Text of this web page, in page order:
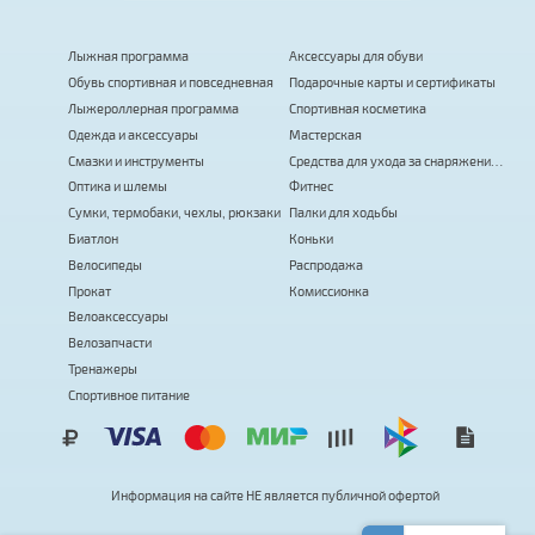
Лыжная программа
Обувь спортивная и повседневная
Лыжероллерная программа
Одежда и аксессуары
Смазки и инструменты
Оптика и шлемы
Сумки, термобаки, чехлы, рюкзаки
Биатлон
Велосипеды
Прокат
Велоаксессуары
Велозапчасти
Тренажеры
Спортивное питание
Аксессуары для обуви
Подарочные карты и сертификаты
Спортивная косметика
Мастерская
Средства для ухода за снаряжением
Фитнес
Палки для ходьбы
Коньки
Распродажа
Комиссионка
Информация на сайте НЕявляется публичной офертой